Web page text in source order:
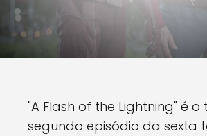
"A Flash of the Lightning" é
segundo episódio da sexta